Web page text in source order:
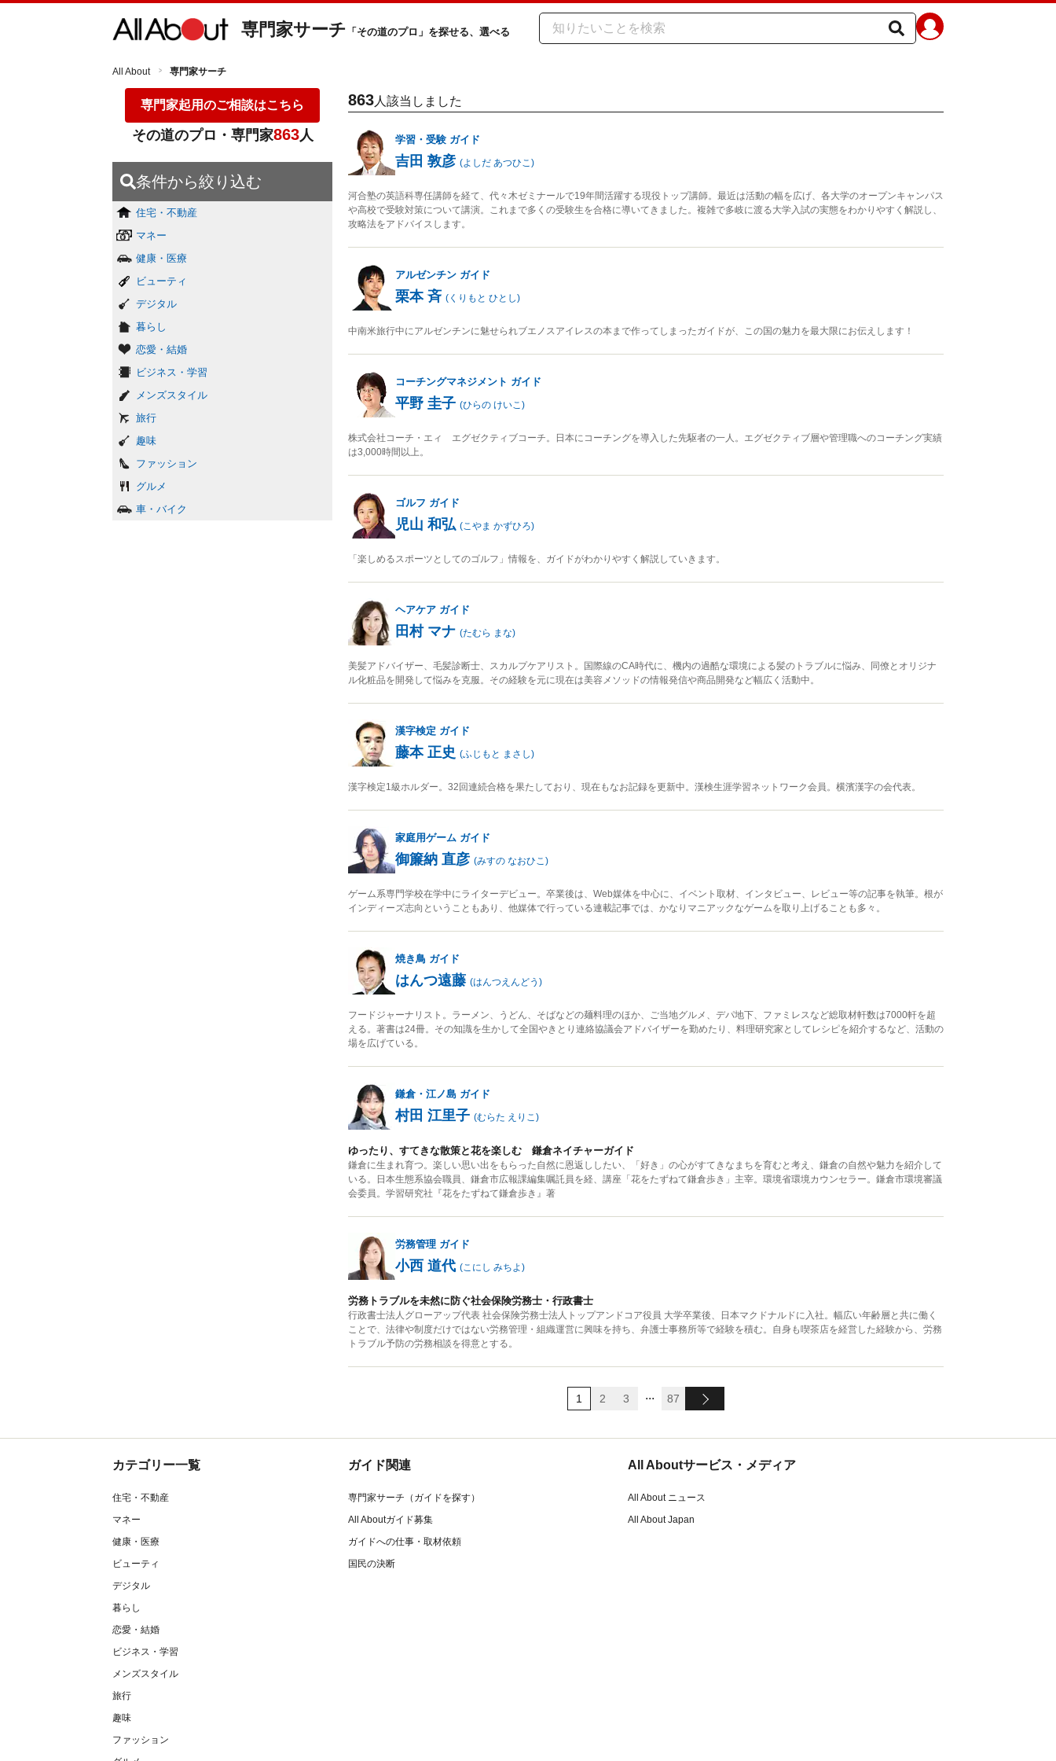
専門家サーチ 「その道のプロ」を探せる、選べる
All About 専門家サーチ
専門家起用のご相談はこちら
その道のプロ・専門家863人
条件から絞り込む
住宅・不動産
マネー
健康・医療
ビューティ
デジタル
暮らし
恋愛・結婚
ビジネス・学習
メンズスタイル
旅行
趣味
ファッション
グルメ
車・バイク
863人該当しました
学習・受験 ガイド
吉田 敦彦 (よしだ あつひこ )
河合塾の英語科専任講師を経て、代々木ゼミナールで19年間活躍する現役トップ講師。最近は活動の幅を広げ、各大学のオープンキャンパス
や高校で受験対策について講演。これまで多くの受験生を合格に導いてきました。複雑で多岐に渡る大学入試の実態をわかりやすく解説し、
攻略法をアドバイスします。
アルゼンチン ガイド
栗本 斉 ( くりもと ひとし)
中南米旅行中にアルゼンチンに魅せられブエノスアイレスの本まで作ってしまったガイドが、この国の魅力を最大限にお伝えします！
コーチングマネジメント ガイド
平野 圭子 (ひらの けいこ )
株式会社コーチ・エィ エグゼクティブコーチ。日本にコーチングを導入した先駆者の一人。エグゼクティブ層や管理職へのコーチング実績
は3,000時間以上。
ゴルフ ガイド
児山 和弘 ( こやま かずひろ)
「楽しめるスポーツとしてのゴルフ」情報を、ガイドがわかりやすく解説していきます。
ヘアケア ガイド
田村 マナ (たむら まな)
美髪アドバイザー、毛髪診断士、スカルプケアリスト。国際線のCA時代に、機内の過酷な環境による髪のトラブルに悩み、同僚とオリジナ
ル化粧品を開発して悩みを克服。その経験を元に現在は美容メソッドの情報発信や商品開発など幅広く活動中。
漢字検定 ガイド
藤本 正史 (ふじもと まさし)
漢字検定1級ホルダー。32回連続合格を果たしており、現在もなお記録を更新中。漢検生涯学習ネットワーク会員。横濱漢字の会代表。
家庭用ゲーム ガイド
御簾納 直彦 (みすの なおひこ )
ゲーム系専門学校在学中にライターデビュー。卒業後は、Web媒体を中心に、イベント取材、インタビュー、レビュー等の記事を執筆。根が
インディーズ志向ということもあり、他媒体で行っている連載記事では、かなりマニアックなゲームを取り上げることも多々。
焼き鳥 ガイド
はんつ遠藤 (はんつえんどう )
フードジャーナリスト。ラーメン、うどん、そばなどの麺料理のほか、ご当地グルメ、デパ地下、ファミレスなど総取材軒数は7000軒を超
える。著書は24冊。その知識を生かして全国やきとり連絡協議会アドバイザーを勤めたり、料理研究家としてレシピを紹介するなど、活動の
場を広げている。
鎌倉・江ノ島 ガイド
村田 江里子 (むらた えりこ )
ゆったり、すてきな散策と花を楽しむ 鎌倉ネイチャーガイド
鎌倉に生まれ育つ。楽しい思い出をもらった自然に恩返ししたい、「好き」の心がすてきなまちを育むと考え、鎌倉の自然や魅力を紹介して
いる。日本生態系協会職員、鎌倉市広報課編集嘱託員を経、講座「花をたずねて鎌倉歩き」主宰。環境省環境カウンセラー。鎌倉市環境審議
会委員。学習研究社『花をたずねて鎌倉歩き』著
労務管理 ガイド
小西 道代 ( こにし みちよ)
労務トラブルを未然に防ぐ社会保険労務士・行政書士
行政書士法人グローアップ代表 社会保険労務士法人トップアンドコア役員 大学卒業後、日本マクドナルドに入社。幅広い年齢層と共に働く
ことで、法律や制度だけではない労務管理・組織運営に興味を持ち、弁護士事務所等で経験を積む。自身も喫茶店を経営した経験から、労務
トラブル予防の労務相談を得意とする。
1 2 3 ... 87
カテゴリー一覧
住宅・不動産
マネー
健康・医療
ビューティ
デジタル
暮らし
恋愛・結婚
ビジネス・学習
メンズスタイル
旅行
趣味
ファッション
ガイド関連
専門家サーチ（ガイドを探す）
All Aboutガイド募集
ガイドへの仕事・取材依頼
国民の決断
All Aboutサービス・メディア
All About ニュース
All About Japan